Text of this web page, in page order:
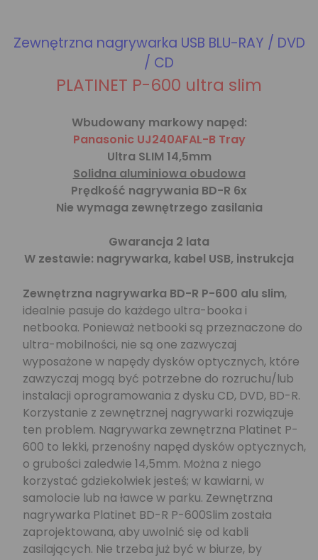
Zewnętrzna nagrywarka USB BLU-RAY / DVD
/ CD
PLATINET P-600 ultra slim
Wbudowany markowy napęd:
Panasonic UJ240AFAL-B Tray
Ultra SLIM 14,5mm
Solidna aluminiowa obudowa
Prędkość nagrywania BD-R 6x
Nie wymaga zewnętrzego zasilania
Gwarancja 2 lata
W zestawie: nagrywarka, kabel USB, instrukcja
Zewnętrzna nagrywarka BD-R P-600 alu slim,
idealnie pasuje do każdego ultra-booka i
netbooka. Ponieważ netbooki są przeznaczone do
ultra-mobilności, nie są one zazwyczaj
wyposażone w napędy dysków optycznych, które
zawzyczaj mogą być potrzebne do rozruchu/lub
instalacji oprogramowania z dysku CD, DVD, BD-R.
Korzystanie z zewnętrznej nagrywarki rozwiązuje
ten problem. Nagrywarka zewnętrzna Platinet P-
600 to lekki, przenośny napęd dysków optycznych,
o grubości zaledwie 14,5mm. Można z niego
korzystać gdziekolwiek jesteś; w kawiarni, w
samolocie lub na ławce w parku. Zewnętrzna
nagrywarka Platinet BD-R P-600Slim została
zaprojektowana, aby uwolnić się od kabli
zasilających. Nie trzeba już być w biurze, by